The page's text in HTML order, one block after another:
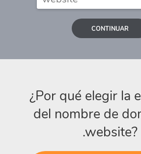
CONTINUAR
¿Por qué elegir la
del nombre de
.website?